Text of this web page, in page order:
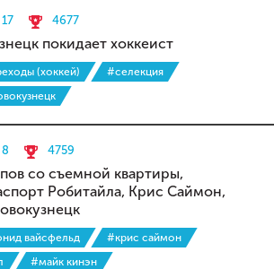
17 4677
покидает хоккеист
(хоккей)
#селекция
8 4759
со съемной квартиры,
Робитайла, Крис Саймон,
вайсфельд
#крис саймон
#майк кинэн